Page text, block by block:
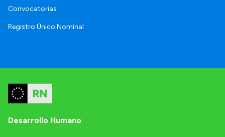
Convocatorias
Registro Único Nominal
Desarrollo Humano